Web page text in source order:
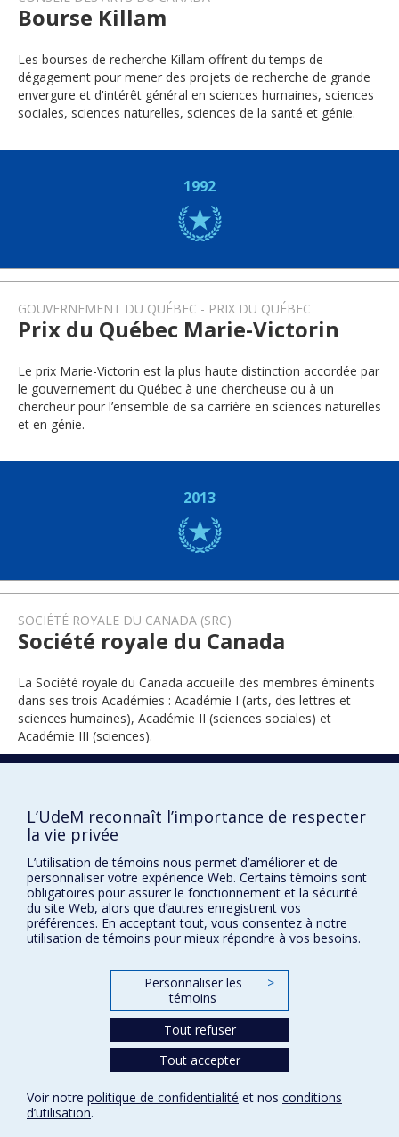
Bourse Killam
Les bourses de recherche Killam offrent du temps de
dégagement pour mener des projets de recherche de grande
envergure et d'intérêt général en sciences humaines, sciences
sociales, sciences naturelles, sciences de la santé et génie.
1992
GOUVERNEMENT DU QUÉBEC PRIX DU QUÉBEC
Prix du Québec Marie-Victorin
Le prix Marie-Victorin est la plus haute distinction accordée par
le gouvernement du Québec à une chercheuse ou à un
chercheur pour l’ensemble de sa carrière en sciences naturelles
et en génie.
2013
SOCIÉTÉ ROYALE DU CANADA (SRC)
Société royale du Canada
La Société royale du Canada accueille des membres éminents
dans ses trois Académies : Académie I (arts, des lettres et
sciences humaines), Académie II (sciences sociales) et
Académie III (sciences).
1996
Prix et distinctions
Accessibilité
Paramètres des témoins
Université de
Montréal
L’UdeM reconnaît l’importance de respecter
la vie privée
L’utilisation de témoins nous permet d’améliorer et de
personnaliser votre expérience Web. Certains témoins sont
obligatoires pour assurer le fonctionnement et la sécurité
du site Web, alors que d’autres enregistrent vos
préférences. En acceptant tout, vous consentez à notre
utilisation de témoins pour mieux répondre à vos besoins.
Personnaliser les
témoins
>
Tout refuser
Tout accepter
Voir notre politique de confidentialité et nos conditions
d’utilisation.